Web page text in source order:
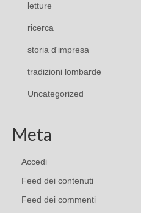
letture
ricerca
storia d'impresa
tradizioni lombarde
Uncategorized
Meta
Accedi
Feed dei contenuti
Feed dei commenti